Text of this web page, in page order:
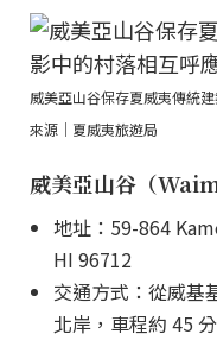
威美亞山谷保存夏威夷傳統
來源｜夏威夷旅遊局
威美亞山谷（
地址：59-864
HI 96712
交通方式：從威基
北岸，車程約 45